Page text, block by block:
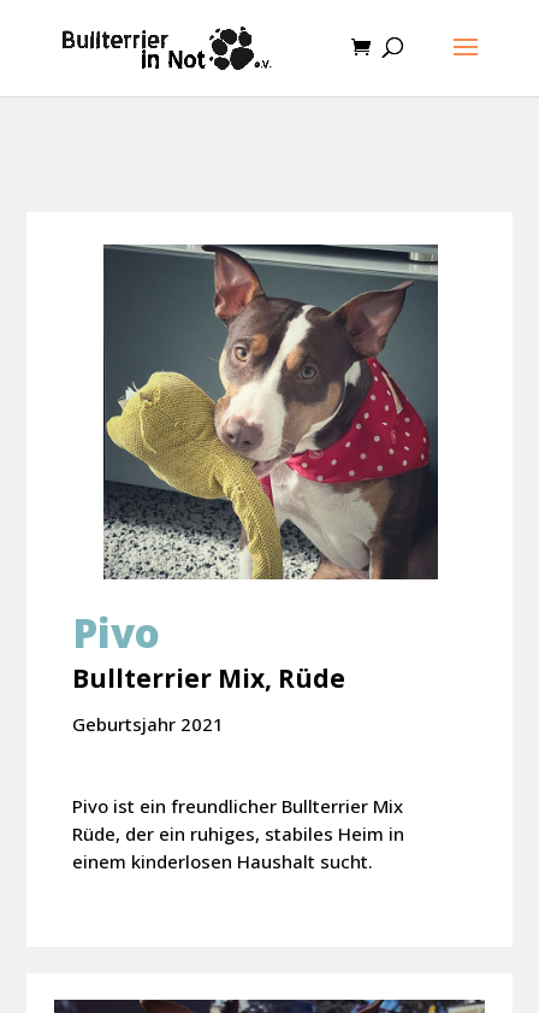
Pivo
Bullterrier Mix, Rüde
Geburtsjahr 2021
Pivo ist ein freundlicher Bullterrier Mix
Rüde, der ein ruhiges, stabiles Heim in
einem kinderlosen Haushalt sucht.